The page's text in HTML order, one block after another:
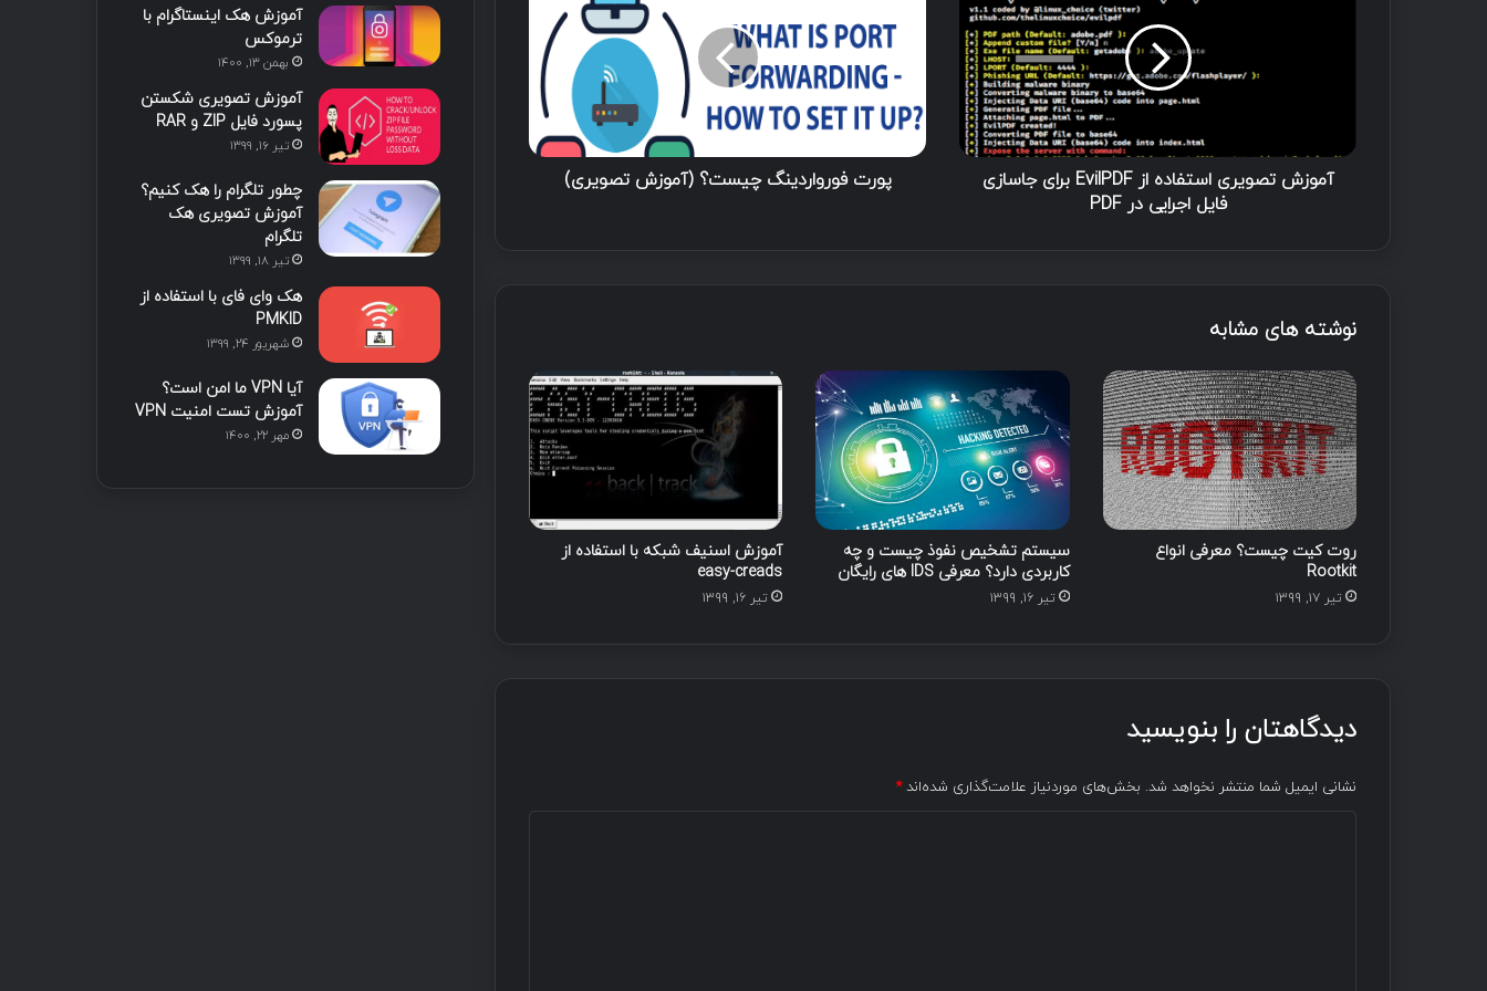
آموزش تصویری استفاده از EvilPDF برای جاسازی
فایل اجرایی در PDF
پورت فورواردینگ چیست؟ (آموزش تصویری)
نوشته های مشابه
روت کیت چیست؟ معرفی انواع
Rootkit
تیر ۱۷, ۱۳۹۹
سیستم تشخیص نفوذ چیست و چه
کاربردی دارد؟ معرفی IDS های رایگان
تیر ۱۶, ۱۳۹۹
آموزش اسنیف شبکه با استفاده از
easy-creads
تیر ۱۶, ۱۳۹۹
دیدگاهتان را بنویسید
نشانی ایمیل شما منتشر نخواهد شد. بخش‌های موردنیاز علامت‌گذاری شده‌اند*
آموزش هک اینستاگرام با
ترموکس
بهمن ۱۳, ۱۴۰۰
آموزش تصویری شکستن
پسورد فایل ZIP و RAR
تیر ۱۶, ۱۳۹۹
چطور تلگرام را هک کنیم؟
آموزش تصویری هک
تلگرام
تیر ۱۸, ۱۳۹۹
هک وای فای با استفاده از
PMKID
شهریور ۲۴, ۱۳۹۹
آیا VPN ما امن است؟
آموزش تست امنیت VPN
مهر ۲۲, ۱۴۰۰